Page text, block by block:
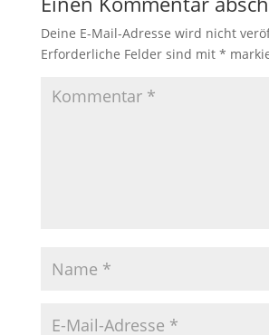
Deine E-Mail-Adresse wird nicht
Erforderliche Felder sind mit *